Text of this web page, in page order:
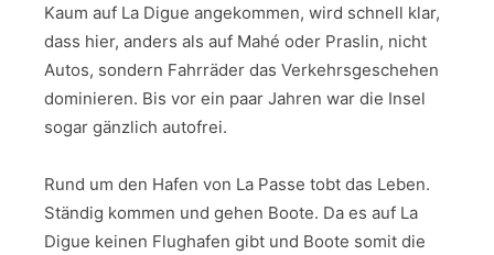
Kaum auf La Digue angekommen, wird schnell klar,
dass hier, anders als auf Mahé oder Praslin, nicht
Autos, sondern Fahrräder das Verkehrsgeschehen
dominieren. Bis vor ein paar Jahren war die Insel
sogar gänzlich autofrei.
Rund um den Hafen von La Passe tobt das Leben.
Ständig kommen und gehen Boote. Da es auf La
Digue keinen Flughafen gibt und Boote somit die